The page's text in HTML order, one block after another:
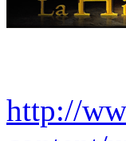
http://